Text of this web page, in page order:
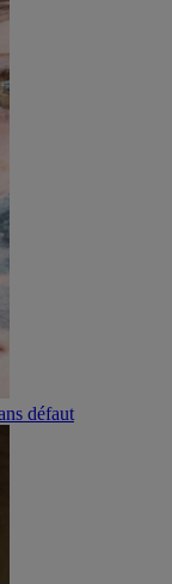
défaut